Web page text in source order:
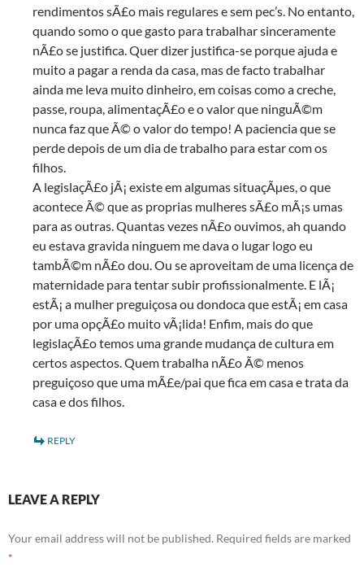
rendimentos sÃ£o mais regulares e sem pec’s. No entanto,
quando somo o que gasto para trabalhar sinceramente
nÃ£o se justifica. Quer dizer justifica-se porque ajuda e
muito a pagar a renda da casa, mas de facto trabalhar
ainda me leva muito dinheiro, em coisas como a creche,
passe, roupa, alimentaçÃ£o e o valor que ninguÃ©m
nunca faz que Ã© o valor do tempo! A paciencia que se
perde depois de um dia de trabalho para estar com os
filhos.
A legislaçÃ£o jÃ¡ existe em algumas situaçÃµes, o que
acontece Ã© que as proprias mulheres sÃ£o mÃ¡s umas
para as outras. Quantas vezes nÃ£o ouvimos, ah quando
eu estava gravida ninguem me dava o lugar logo eu
tambÃ©m nÃ£o dou. Ou se aproveitam de uma licença de
maternidade para tentar subir profissionalmente. E lÃ¡
estÃ¡ a mulher preguiçosa ou dondoca que estÃ¡ em casa
por uma opçÃ£o muito vÃ¡lida! Enfim, mais do que
legislaçÃ£o temos uma grande mudança de cultura em
certos aspectos. Quem trabalha nÃ£o Ã© menos
preguiçoso que uma mÃ£e/pai que fica em casa e trata da
casa e dos filhos.
REPLY
LEAVE A REPLY
Your email address will not be published. Required fields are marked
*